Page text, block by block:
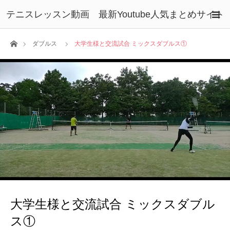
テニスレッスン動画 最新Youtube人気まとめサイト
ホームダブルス 大学生様と交流試合 ミックスダブルス①
大学生様と交流試合 ミックスダブル
ス①